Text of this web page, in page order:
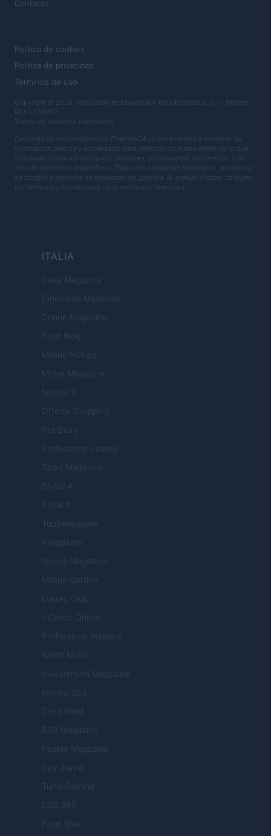
Contacto
Política de cookies
Política de privacidad
Términos de uso
Copyright © 2026 · Publicado en España por AdHub Media S.r.l. — Número
REA 2729933
Todos los derechos reservados
Descargo de responsabilidad: Finanzas24 se compromete a mantener su
información precisa y actualizada. Esta información puede diferir de lo que
ve cuando visita una institución financiera, un proveedor de servicios o un
sitio de productos específicos. Todos los productos financieros, productos
de compra y servicios se presentan sin garantía. Al evaluar ofertas, consulte
los Términos y Condiciones de la institución financiera.
ITALIA
Casa Magazine
Cineverse Magazine
Donne Magazine
Food Blog
Milano Notizie
Motor Magazine
Notizie.it
Offerte Shopping
Pet Story
Professione Lavoro
Sport Magazine
Style24
Think.it
Tuobenessere
Viaggiamo
Nonne Magazine
Milano Cortina
Luxury Club
Il Calcio Online
Professione mamma
World Music
Investimenti Magazine
Money 365
Zona Nerd
B2B Magazine
People Magazine
Day Travel
Tutto Gaming
ESG 365
Food Wiki